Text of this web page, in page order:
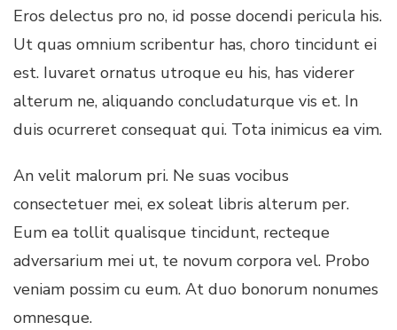
Eros delectus pro no, id posse docendi pericula his.
Ut quas omnium scribentur has, choro tincidunt ei
est. Iuvaret ornatus utroque eu his, has viderer
alterum ne, aliquando concludaturque vis et. In
duis ocurreret consequat qui. Tota inimicus ea vim.
An velit malorum pri. Ne suas vocibus
consectetuer mei, ex soleat libris alterum per.
Eum ea tollit qualisque tincidunt, recteque
adversarium mei ut, te novum corpora vel. Probo
veniam possim cu eum. At duo bonorum nonumes
omnesque.